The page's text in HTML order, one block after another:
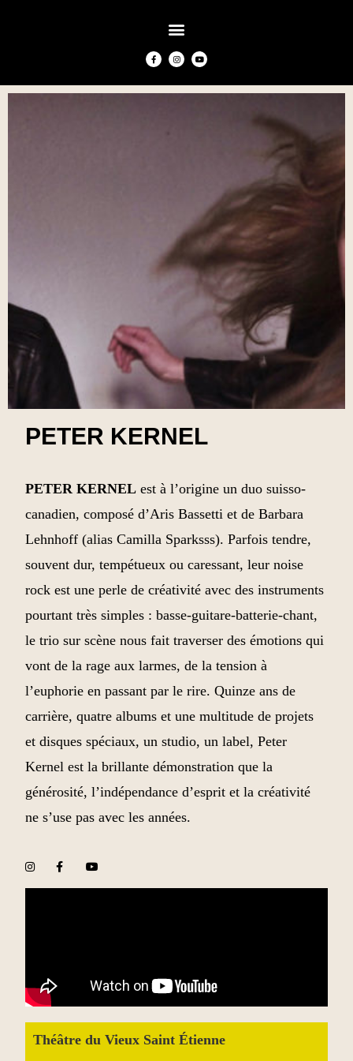
PETER KERNEL
PETER KERNEL est à l’origine un duo suisso-
canadien, composé d’Aris Bassetti et de Barbara
Lehnhoff (alias Camilla Sparksss). Parfois tendre,
souvent dur, tempétueux ou caressant, leur noise
rock est une perle de créativité avec des instruments
pourtant très simples : basse-guitare-batterie-chant,
le trio sur scène nous fait traverser des émotions qui
vont de la rage aux larmes, de la tension à
l’euphorie en passant par le rire. Quinze ans de
carrière, quatre albums et une multitude de projets
et disques spéciaux, un studio, un label, Peter
Kernel est la brillante démonstration que la
générosité, l’indépendance d’esprit et la créativité
ne s’use pas avec les années.
Théâtre du Vieux Saint Étienne